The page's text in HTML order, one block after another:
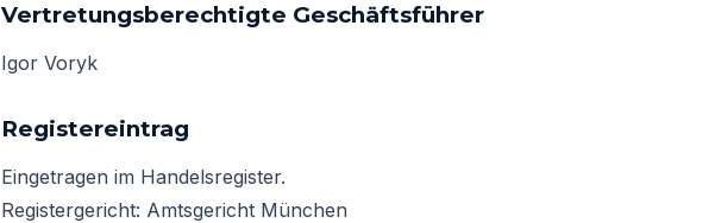
Vertretungsberechtigte Geschäftsführer
Igor Voryk
Registereintrag
Eingetragen im Handelsregister.
Registergericht: Amtsgericht München